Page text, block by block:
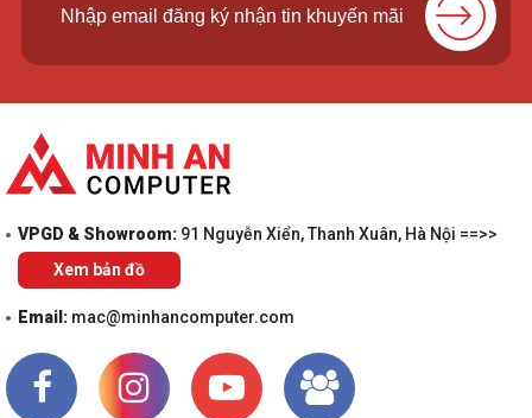
VPGD & Showroom: 91 Nguyễn Xiển, Thanh Xuân, Hà Nội ==>>
Xem bản đồ
Email: mac@minhancomputer.com